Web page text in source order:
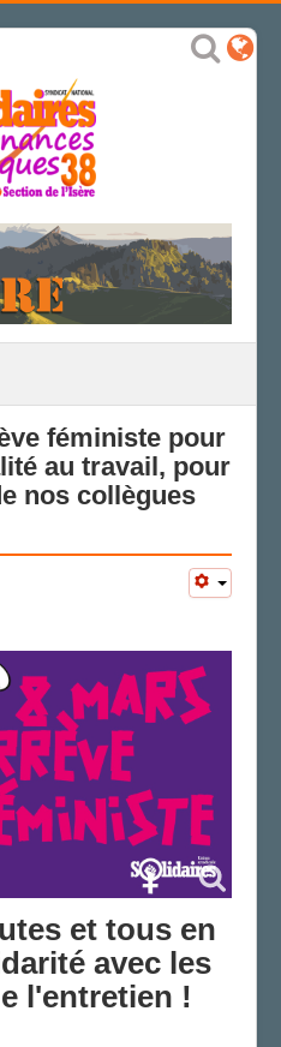
féministe pour
au travail, pour
nos collègues
et tous en
avec les
l'entretien !